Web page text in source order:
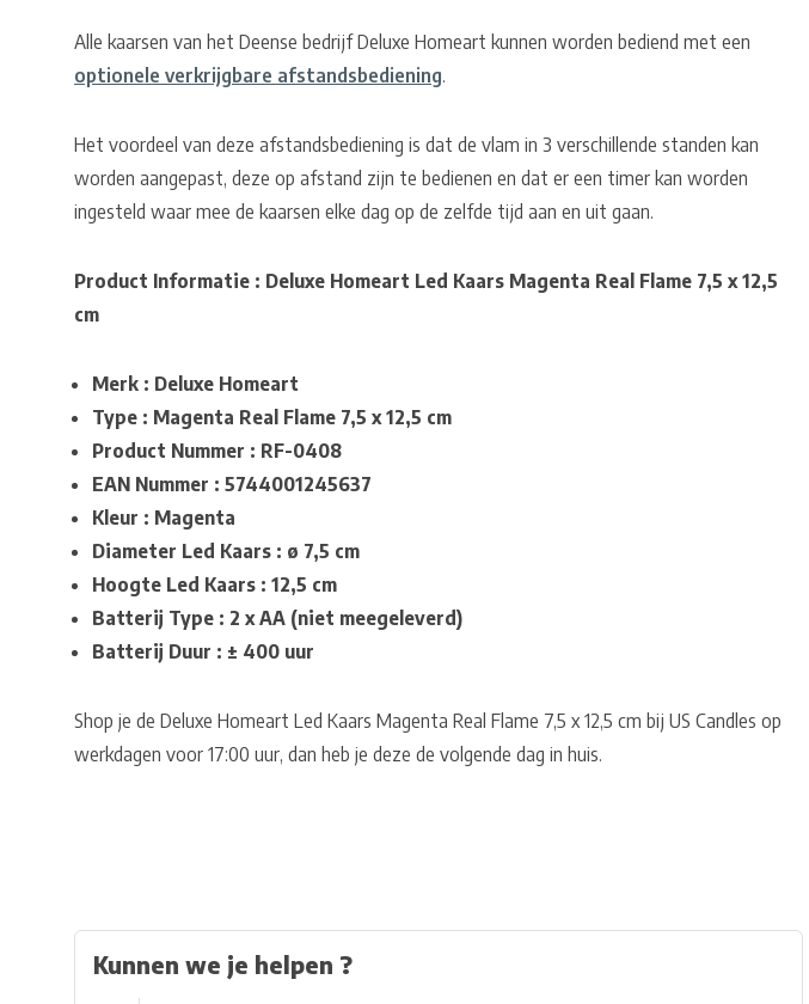
Alle kaarsen van het Deense bedrijf Deluxe Homeart kunnen worden bediend met een
optionele verkrijgbare afstandsbediening.
Het voordeel van deze afstandsbediening is dat de vlam in 3 verschillende standen kan
worden aangepast, deze op afstand zijn te bedienen en dat er een timer kan worden
ingesteld waar mee de kaarsen elke dag op de zelfde tijd aan en uit gaan.
Product Informatie : Deluxe Homeart Led Kaars Magenta Real Flame 7,5 x 12,5
cm
Merk : Deluxe Homeart
Type : Magenta Real Flame 7,5 x 12,5 cm
Product Nummer : RF-0408
EAN Nummer : 5744001245637
Kleur : Magenta
Diameter Led Kaars : ø 7,5 cm
Hoogte Led Kaars : 12,5 cm
Batterij Type : 2 x AA (niet meegeleverd)
Batterij Duur : ± 400 uur
Shop je de Deluxe Homeart Led Kaars Magenta Real Flame 7,5 x 12,5 cm bij US Candles op
werkdagen voor 17:00 uur, dan heb je deze de volgende dag in huis.
Kunnen we je helpen ?